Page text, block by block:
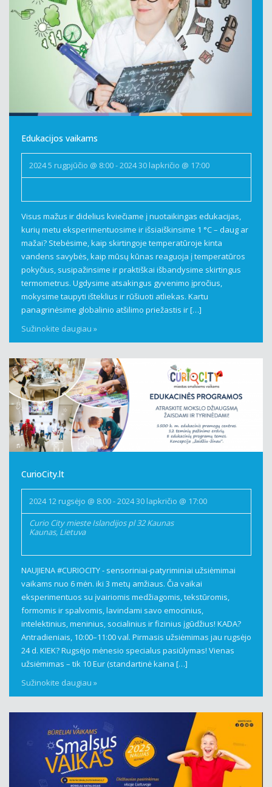
Edukacijos vaikams
2024 5 rugpjūčio @ 8:00-2024 30 lapkričio @ 17:00
Visus mažus ir didelius kviečiame į nuotaikingas edukacijas,
kurių metu eksperimentuosime ir išsiaiškinsime 1 °C – daug ar
mažai? Stebėsime, kaip skirtingoje temperatūroje kinta
vandens savybės, kaip mūsų kūnas reaguoja į temperatūros
pokyčius, susipažinsime ir praktiškai išbandysime skirtingus
termometrus. Ugdysime atsakingus gyvenimo įpročius,
mokysime taupyti išteklius ir rūšiuoti atliekas. Kartu
panagrinėsime globalinio atšilimo priežastis ir […]
Sužinokite daugiau »
CurioCity.lt
2024 12 rugsėjo @ 8:00-2024 30 lapkričio @ 17:00
Curio City miesteIslandijos pl 32 Kaunas
Kaunas, Lietuva
NAUJIENA #CURIOCITY - sensoriniai-patyriminiai užsiėmimai
vaikams nuo 6 mėn. iki 3 metų amžiaus. Čia vaikai
eksperimentuos su įvairiomis medžiagomis, tekstūromis,
formomis ir spalvomis, lavindami savo emocinius,
intelektinius, meninius, socialinius ir fizinius įgūdžius! KADA?
Antradieniais, 10:00–11:00 val. Pirmasis užsiėmimas jau rugsėjo
24 d. KIEK? Rugsėjo mėnesio specialus pasiūlymas! Vienas
užsiėmimas – tik 10 Eur (standartinė kaina […]
Sužinokite daugiau »